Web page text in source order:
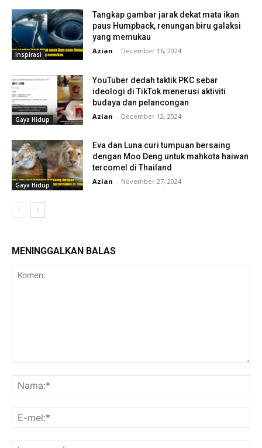
Inspirasi
Tangkap gambar jarak dekat mata ikan
paus Humpback, renungan biru galaksi
yang memukau
Azian - December 16, 2024
Gaya Hidup
YouTuber dedah taktik PKC sebar
ideologi di TikTok menerusi aktiviti
budaya dan pelancongan
Azian - December 12, 2024
Gaya Hidup
Eva dan Luna curi tumpuan bersaing
dengan Moo Deng untuk mahkota haiwan
tercomel di Thailand
Azian - November 27, 2024
MENINGGALKAN BALAS